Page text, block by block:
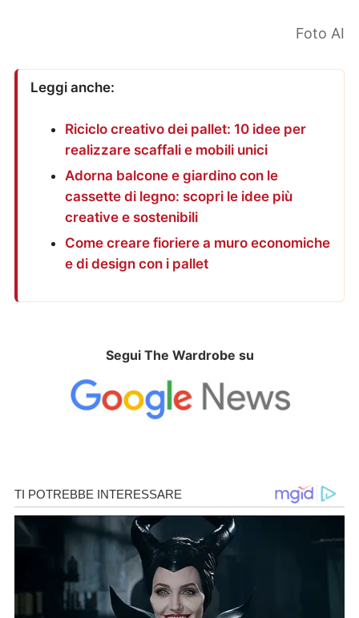
Foto AI
Leggi anche:
Riciclo creativo dei pallet: 10 idee per
realizzare scaffali e mobili unici
Adorna balcone e giardino con le
cassette di legno: scopri le idee più
creative e sostenibili
Come creare fioriere a muro economiche
e di design con i pallet
Segui The Wardrobe su